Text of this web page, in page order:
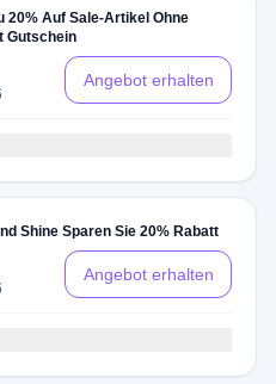
20% Auf Sale-Artikel Ohne
Gutschein
Angebot erhalten
Shine Sparen Sie 20% Rabatt
Angebot erhalten